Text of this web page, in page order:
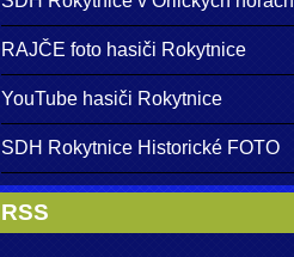
RAJČE foto hasiči Rokytnice
YouTube hasiči Rokytnice
SDH Rokytnice Historické FOTO
RSS